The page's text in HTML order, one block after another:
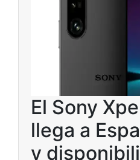
El Sony
llega a
y